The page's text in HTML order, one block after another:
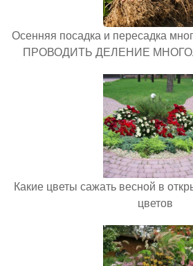
Осенняя посадка и пересадка
ПРОВОДИТЬ ДЕЛЕНИЕ
Какие цветы сажать весной в
цветов